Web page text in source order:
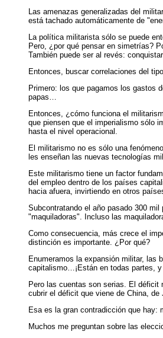
Las amenazas generalizadas del
está tachado automáticamente de
La política militarista sólo se puede
Pero, ¿por qué pensar en simetrías?
También puede ser al revés:
Entonces, buscar correlaciones del
Primero: los que pagamos los gastos
papas…
Entonces, ¿cómo funciona el
que piensen que el imperialismo sólo
hasta el nivel operacional.
El militarismo no es sólo una
les enseñan las nuevas tecnologías
Este militarismo tiene un factor
del empleo dentro de los países
hacia afuera, invirtiendo en otros
Subcontratando el año pasado 300
"maquiladoras". Incluso las
Como consecuencia, más crece el
distinción es importante. ¿Por qué?
Enumeramos la expansión militar, las
capitalismo…¡Están en todas partes,
Pero las cuentas son serias. El déficit
cubrir el déficit que viene de China,
Esa es la gran contradicción que
Muchos me preguntan sobre las